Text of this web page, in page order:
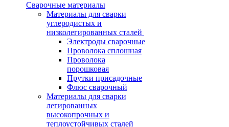
Сварочные материалы
Материалы для сварки
углеродистых и
низколегированных сталей
Электроды сварочные
Проволока сплошная
Проволока
порошковая
Прутки присадочные
Флюс сварочный
Материалы для сварки
легированных
высокопрочных и
теплоустойчивых сталей